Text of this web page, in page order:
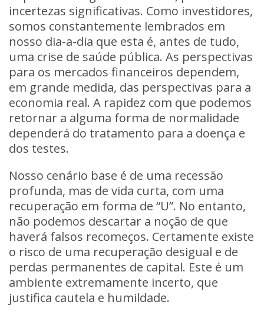
incertezas significativas. Como investidores,
somos constantemente lembrados em
nosso dia-a-dia que esta é, antes de tudo,
uma crise de saúde pública. As perspectivas
para os mercados financeiros dependem,
em grande medida, das perspectivas para a
economia real. A rapidez com que podemos
retornar a alguma forma de normalidade
dependerá do tratamento para a doença e
dos testes.
Nosso cenário base é de uma recessão
profunda, mas de vida curta, com uma
recuperação em forma de “U”. No entanto,
não podemos descartar a noção de que
haverá falsos recomeços. Certamente existe
o risco de uma recuperação desigual e de
perdas permanentes de capital. Este é um
ambiente extremamente incerto, que
justifica cautela e humildade.